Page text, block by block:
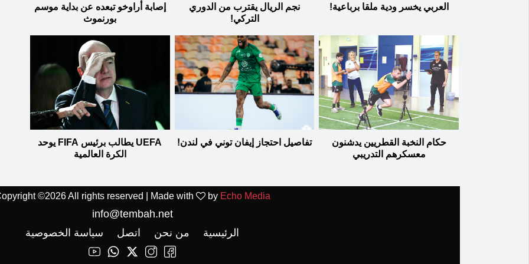
العربي يخسر ودية ملقا برباعية!
نجم الريال يقترب من الدوري
التركي!
إصابة أراوخو تبعده عن بداية موسم
بورنموث
حكام النخبة القطريين يدشنون
معسكرهم التدريبي
تفاصيل احتجاز إيفان توني في لندن!
UEFA يطالب برئيس FIFA يوحد
الكرة العالمية
©2026 All rights reserved | Made with by Echo Media
info@tembah.net
الرئيسية
من نحن اتصل سياسة الخصوصية